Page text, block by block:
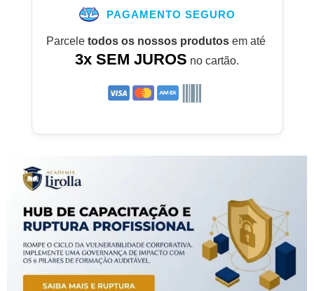
PAGAMENTO SEGURO
Parcele todos os nossos produtosem até
3x SEM JUROS no cartão.